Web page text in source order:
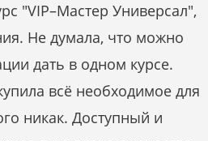
"VIР–Мастер Универсал",
Не думала, что можно
дать в одном курсе.
всё необходимое для
никак. Доступный и